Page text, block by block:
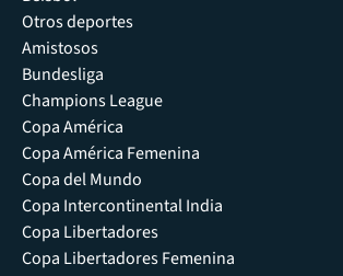
Otros deportes
Amistosos
Bundesliga
Champions League
Copa América
Copa América Femenina
Copa del Mundo
Copa Intercontinental India
Copa Libertadores
Copa Libertadores Femenina